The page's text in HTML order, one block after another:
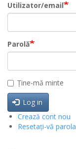
Utilizator/email
Parolă
Ține-mă minte
Log in
Crează cont nou
Resetați-vă parola